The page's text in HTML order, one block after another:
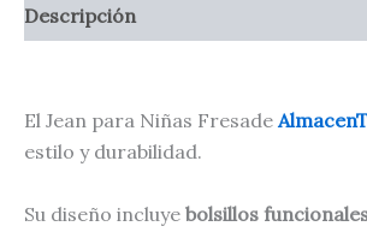
Descripción
El Jean para Niñas Fresade
estilo y durabilidad.
Su diseño incluye bolsillos